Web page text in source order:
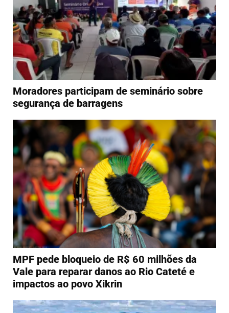
Moradores participam de seminário sobre
segurança de barragens
MPF pede bloqueio de R$ 60 milhões da
Vale para reparar danos ao Rio Cateté e
impactos ao povo Xikrin